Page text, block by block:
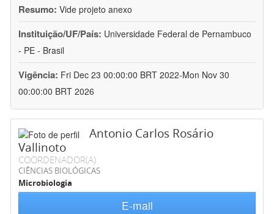
Resumo: Vide projeto anexo
Instituição/UF/País: Universidade Federal de Pernambuco
- PE - Brasil
Vigência: Fri Dec 23 00:00:00 BRT 2022-Mon Nov 30
00:00:00 BRT 2026
Antonio Carlos Rosário
Vallinoto
COORDENADOR(A)
CIÊNCIAS BIOLÓGICAS
Microbiologia
E-mail